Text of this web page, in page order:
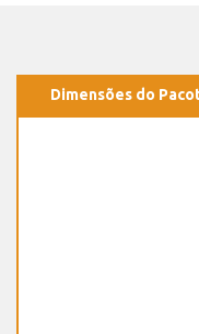
Dimensões do